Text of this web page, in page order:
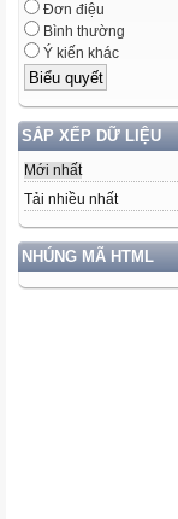
Đơn điệu
Bình thường
Ý kiến khác
SẮP XẾP DỮ LIỆU
Mới nhất
Tải nhiều nhất
NHÚNG MÃ HTML